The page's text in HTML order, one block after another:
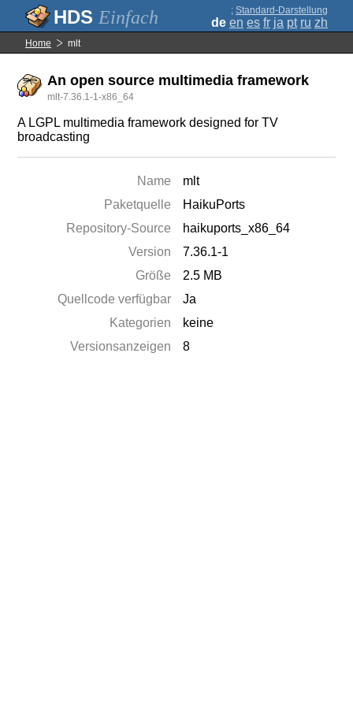
Einfach ; Standard-Darstellung
de en es fr ja pt ru zh
Home mlt
An open source multimedia framework
mlt-7.36.1-1-x86_64
A LGPL multimedia framework designed for TV
broadcasting
Name
mlt
Paketquelle
HaikuPorts
Repository-Source
haikuports_x86_64
Version
7.36.1-1
Größe
2.5 MB
Quellcode verfügbar
Ja
Kategorien
keine
Versionsanzeigen
8